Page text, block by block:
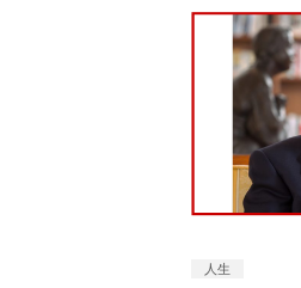
人生